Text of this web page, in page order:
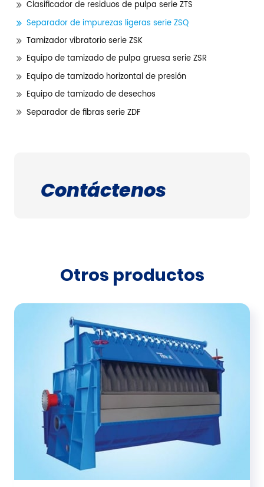
Clasificador de residuos de pulpa serie ZTS
Separador de impurezas ligeras serie ZSQ
Tamizador vibratorio serie ZSK
Equipo de tamizado de pulpa gruesa serie ZSR
Equipo de tamizado horizontal de presión
Equipo de tamizado de desechos
Separador de fibras serie ZDF
Contáctenos
Otros productos